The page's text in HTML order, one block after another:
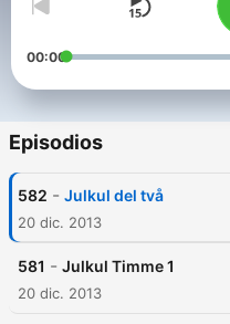
00:00
Episodios
582 - Julkul del två
20 dic. 2013
581 - Julkul Timme 1
20 dic. 2013